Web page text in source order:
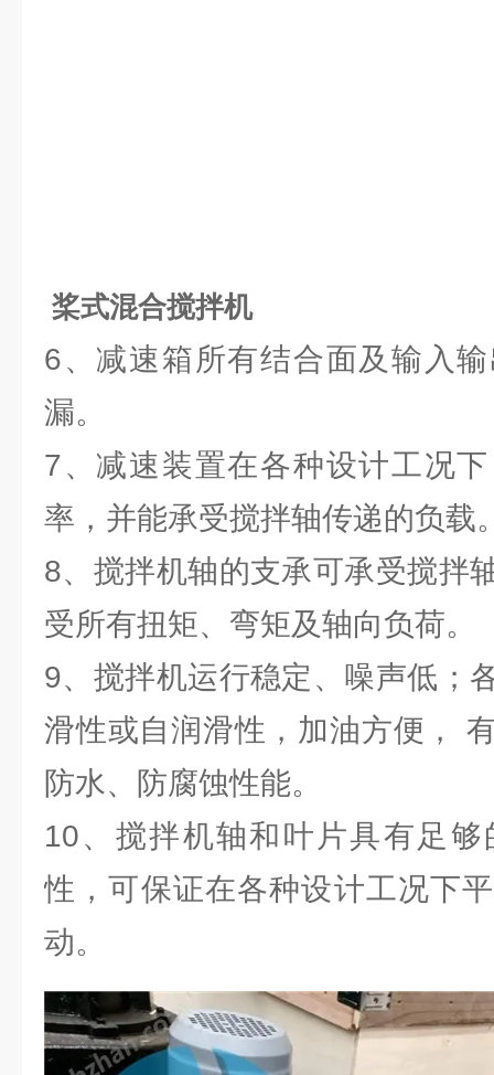
桨式混合搅拌机
6、减速箱所有结合面及输入
漏。
7、减速装置在各种设计工况
率，并能承受搅拌轴传递的负载
8、搅拌机轴的支承可承受搅拌
受所有扭矩、弯矩及轴向负荷。
9、搅拌机运行稳定、噪声低；
滑性或自润滑性，加油方便，
防水、防腐蚀性能。
10、搅拌机轴和叶片具有足
性，可保证在各种设计工况下
动。